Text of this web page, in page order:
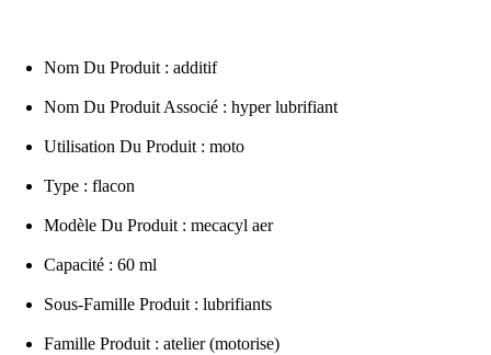
Nom Du Produit : additif
Nom Du Produit Associé : hyper lubrifiant
Utilisation Du Produit : moto
Type : flacon
Modèle Du Produit : mecacyl aer
Capacité : 60 ml
Sous-Famille Produit : lubrifiants
Famille Produit : atelier (motorise)